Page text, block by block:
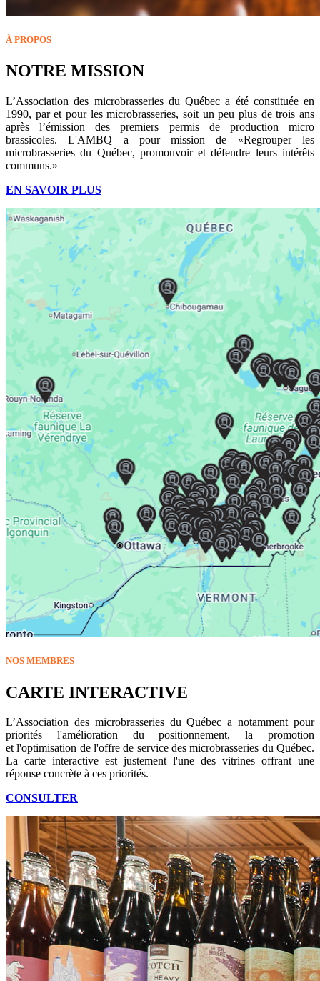
À PROPOS
NOTRE MISSION
L’Association des microbrasseries du Québec a été constituée en
1990, par et pour les microbrasseries, soit un peu plus de trois ans
après l’émission des premiers permis de production micro
brassicoles. L'AMBQ a pour mission de «Regrouper les
microbrasseries du Québec, promouvoir et défendre leurs intérêts
communs.»
EN SAVOIR PLUS
NOS MEMBRES
CARTE INTERACTIVE
L’Association des microbrasseries du Québec a notamment pour
priorités l'amélioration du positionnement, la promotion
et l'optimisation de l'offre de service des microbrasseries du Québec.
La carte interactive est justement l'une des vitrines offrant une
réponse concrète à ces priorités.
CONSULTER